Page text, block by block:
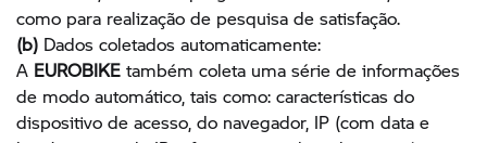
como para realização de pesquisa de satisfação.
(b) Dados coletados automaticamente:
A EUROBIKE também coleta uma série de informações
de modo automático, tais como: características do
dispositivo de acesso, do navegador, IP (com data e